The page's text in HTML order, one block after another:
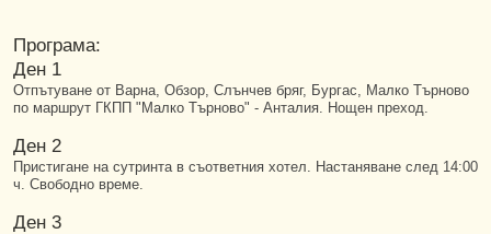
Програма:
Ден 1
Отпътуване от Варна, Обзор, Слънчев бряг, Бургас, Малко Търново
по маршрут ГКПП "Малко Търново" - Анталия. Нощен преход.
Ден 2
Пристигане на сутринта в съответния хотел. Настаняване след 14:00
ч. Свободно време.
Ден 3